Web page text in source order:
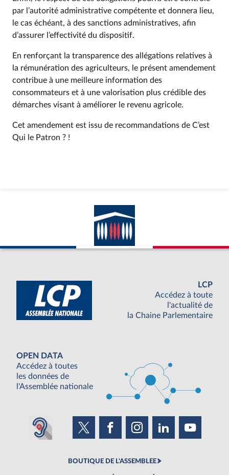
par l’autorité administrative compétente et donnera lieu,
le cas échéant, à des sanctions administratives, afin
d’assurer l’effectivité du dispositif.
En renforçant la transparence des allégations relatives à
la rémunération des agriculteurs, le présent amendement
contribue à une meilleure information des
consommateurs et à une valorisation plus crédible des
démarches visant à améliorer le revenu agricole.
Cet amendement est issu de recommandations de C’est
Qui le Patron ? !
LCP
Accédez à toute
l'actualité de
la Chaine Parlementaire
OPEN DATA
Accédez à toutes
les données de
l'Assemblée nationale
BOUTIQUE DE L'ASSEMBLEE